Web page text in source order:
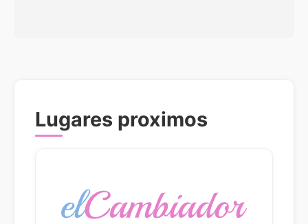
Lugares proximos